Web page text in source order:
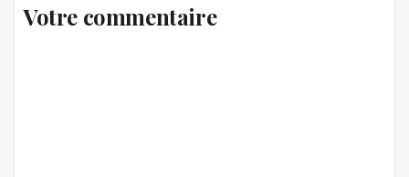
Votre commentaire